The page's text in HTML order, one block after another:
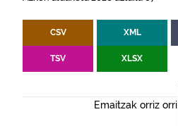
CSV XML
TSV XLSX
Emaitzak orriz orri